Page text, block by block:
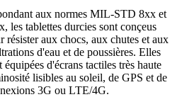
aux normes MIL-STD 8xx et
les tablettes durcies sont conçeus
résister aux chocs, aux chutes et aux
d'eau et de poussières. Elles
équipées d'écrans tactiles très haute
lisibles au soleil, de GPS et de
3G ou LTE/4G.